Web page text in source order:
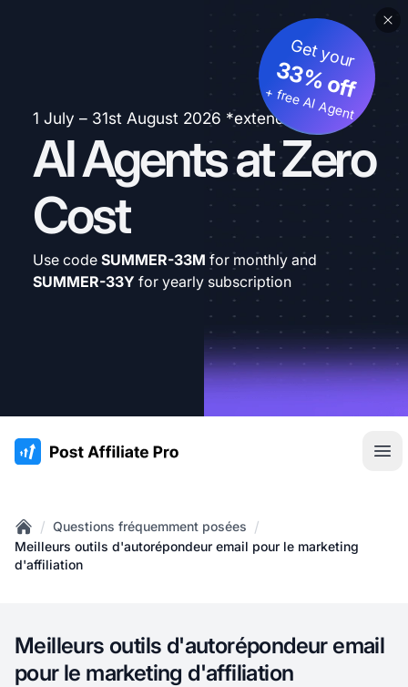
1 July – 31st August 2026 *extended
AI Agents at Zero
Cost
Get your
33% off
+ free AI Agent
Use code SUMMER-33M for monthly and
SUMMER-33Y for yearly subscription
:site.title
Home
/ Questions fréquemment posées /
Meilleurs outils d'autorépondeur email pour le marketing
d'affiliation
Meilleurs outils d'autorépondeur email
pour le marketing d'affiliation